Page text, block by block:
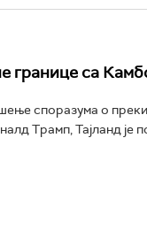
границе са
споразума о
Трамп, Тајланд је